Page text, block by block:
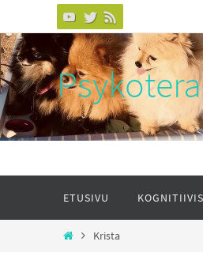
ETUSIVU
Krista